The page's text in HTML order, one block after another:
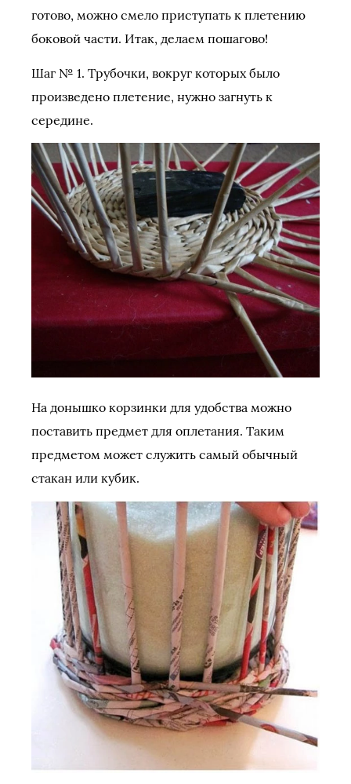
готово, можно смело приступать к плетению
боковой части. Итак, делаем пошагово!
Шаг № 1. Трубочки, вокруг которых было
произведено плетение, нужно загнуть к
середине.
На донышко корзинки для удобства можно
поставить предмет для оплетания. Таким
предметом может служить самый обычный
стакан или кубик.